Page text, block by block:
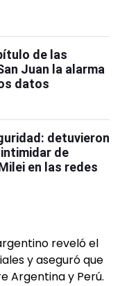
de las
Juan la alarma
datos
detuvieron
de
en las redes
reveló el
y aseguró que
Argentina y Perú.